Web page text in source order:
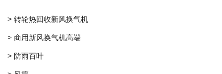
> 转轮热回收新风换气机
> 商用新风换气机高端
> 防雨百叶